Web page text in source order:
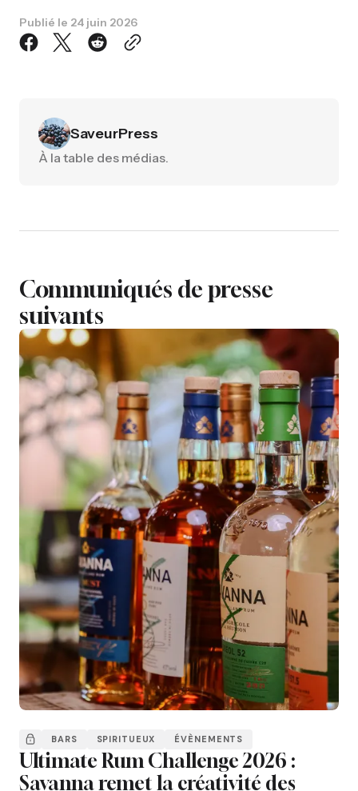
Publié le 24 juin 2026
SaveurPress
À la table des médias.
Communiqués de presse
suivants
BARS SPIRITUEUX ÉVÈNEMENTS
Ultimate Rum Challenge 2026 :
Savanna remet la créativité des